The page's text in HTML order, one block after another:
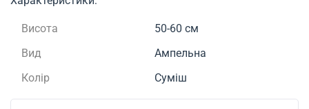
Висота
50-60 см
Вид
Ампельна
Колір
Суміш